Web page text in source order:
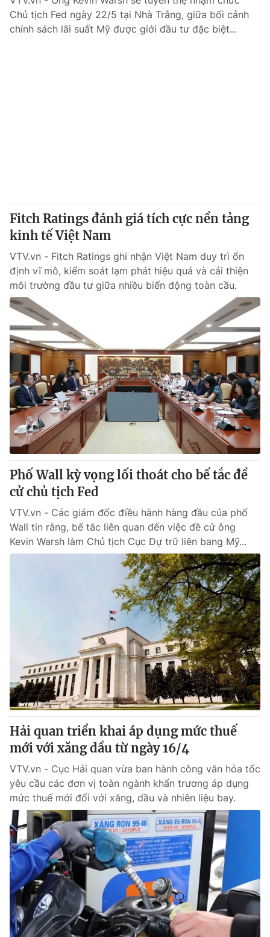
Chủ tịch Fed ngày 22/5 tại Nhà Trắng, giữa bối cảnh
chính sách lãi suất Mỹ được giới đầu tư đặc biệt...
Fitch Ratings đánh giá tích cực nền tảng
kinh tế Việt Nam
VTV.vn - Fitch Ratings ghi nhận Việt Nam duy trì ổn
định vĩ mô, kiểm soát lạm phát hiệu quả và cải thiện
môi trường đầu tư giữa nhiều biến động toàn cầu.
Phố Wall kỳ vọng lối thoát cho bế tắc đề
cử chủ tịch Fed
VTV.vn - Các giám đốc điều hành hàng đầu của phố
Wall tin rằng, bế tắc liên quan đến việc đề cử ông
Kevin Warsh làm Chủ tịch Cục Dự trữ liên bang Mỹ...
Hải quan triển khai áp dụng mức thuế
mới với xăng dầu từ ngày 16/4
VTV.vn - Cục Hải quan vừa ban hành công văn hỏa tốc
yêu cầu các đơn vị toàn ngành khẩn trương áp dụng
mức thuế mới đối với xăng, dầu và nhiên liệu bay.